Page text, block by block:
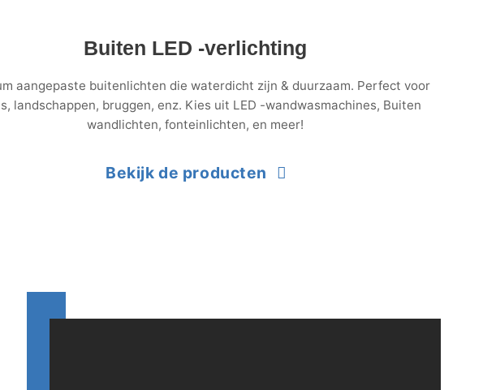
Buiten LED -verlichting
aangepaste buitenlichten die waterdicht zijn & duurzaam. Perfect voor
landschappen, bruggen, enz. Kies uit LED -wandwasmachines, Buiten
wandlichten, fonteinlichten, en meer!
Bekijk de producten